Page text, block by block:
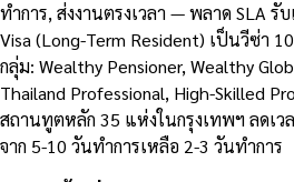
ทำการ, ส่งงานตรงเวลา — พลาด SLA รั
Visa (Long-Term Resident) เป็นวีซ่า
กลุ่ม: Wealthy Pensioner, Wealthy
Thailand Professional, High-Skilled
สถานทูตหลัก 35 แห่งในกรุงเทพฯ ลดเว
จาก 5-10 วันทำการเหลือ 2-3 วันทำการ